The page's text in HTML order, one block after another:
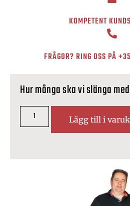
KOMPETENT
FRÅGOR? RING OSS PÅ
Hur många ska vi slänga
Lägg till i